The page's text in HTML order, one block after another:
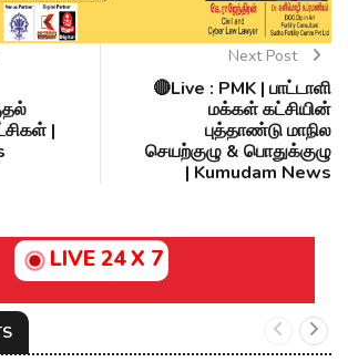
|
Next Post
🔴Live : PMK | பாட்டாளி
மக்கள் கட்சியின்
புத்தாண்டு மாநில
செயற்குழு & பொதுக்குழு
| Kumudam News
LIVE 24 X 7